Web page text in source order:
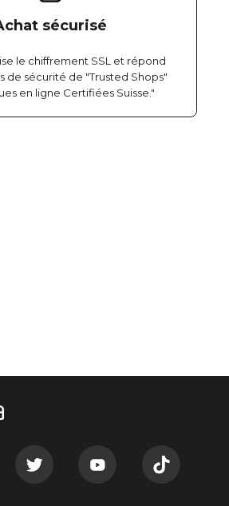
sécurisé
le chiffrement SSL et répond
de sécurité de "Trusted Shops"
en ligne Certifiées Suisse."